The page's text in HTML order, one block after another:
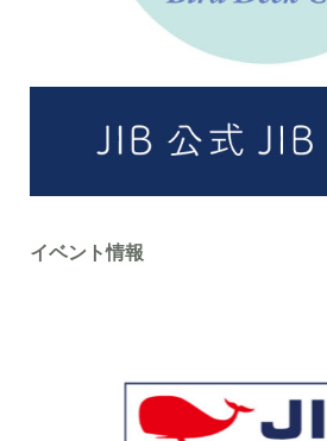
イベント情報